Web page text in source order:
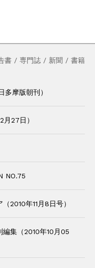
書 / 専門誌 / 新聞 / 書籍
多摩版朝刊）
月27日）
NO.75
2010年11月8日号）
編集（2010年10月05